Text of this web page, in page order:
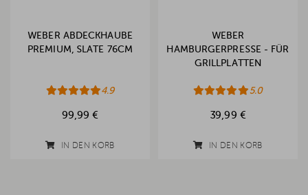
WEBER ABDECKHAUBE
PREMIUM, SLATE 76CM
4.9
99,99 €
IN DEN KORB
WEBER
HAMBURGERPRESSE - FÜR
GRILLPLATTEN
5.0
39,99 €
IN DEN KORB